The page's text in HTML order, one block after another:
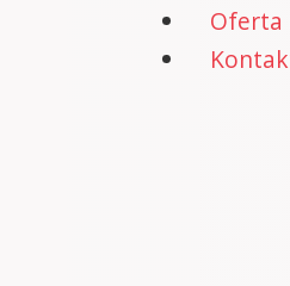
Oferta